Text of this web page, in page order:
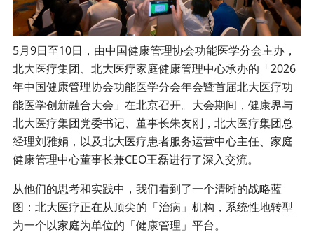
5月9日至10日，由中国健康管理协会功能医学分会主办，
北大医疗集团、北大医疗家庭健康管理中心承办的「2026
年中国健康管理协会功能医学分会年会暨首届北大医疗功
能医学创新融合大会」在北京召开。大会期间，健康界与
北大医疗集团党委书记、董事长朱友刚，北大医疗集团总
经理刘雅娟，以及北大医疗患者服务运营中心主任、家庭
健康管理中心董事长兼CEO王磊进行了深入交流。
从他们的思考和实践中，我们看到了一个清晰的战略蓝
图：北大医疗正在从顶尖的「治病」机构，系统性地转型
为一个以家庭为单位的「健康管理」平台。